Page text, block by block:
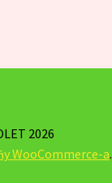
2026
WooCommerce-а.